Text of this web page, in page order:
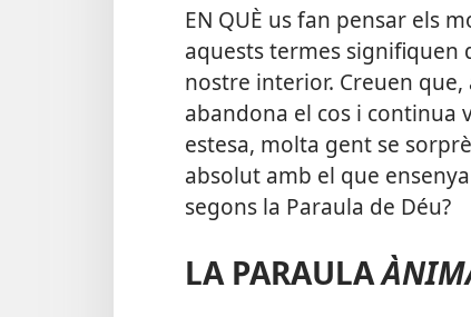
EN QUÈ us fan pensar els
aquests termes
nostre interior. Creuen que,
abandona el cos i continua
estesa, molta gent se
absolut amb el que
segons la Paraula de Déu?
LA PARAULA